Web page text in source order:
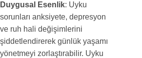
Duygusal Esenlik: Uyku
sorunları anksiyete, depresyon
ve ruh hali değişimlerini
şiddetlendirerek günlük yaşamı
yönetmeyi zorlaştırabilir. Uyku